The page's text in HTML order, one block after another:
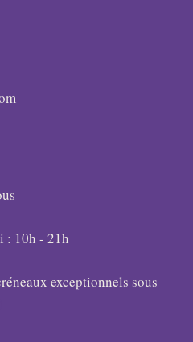
: 10h - 21h
exceptionnels sous